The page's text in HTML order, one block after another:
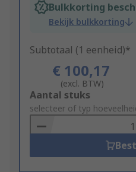
Bulkkorting
Bekijk bulkkorting
Subtotaal (1 eenheid)*
€ 100,17
(excl. BTW)
Add
to
Basket
Aantal stuks
selecteer of typ